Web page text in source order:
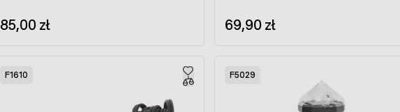
85,00 zł 69,90 zł
F1610 F5029